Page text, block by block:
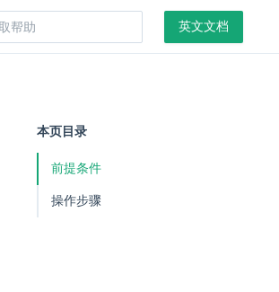
英文文档
本页目录
前提条件
操作步骤